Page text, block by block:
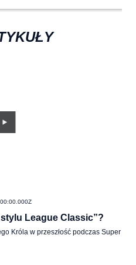
League Classic”?
Króla w przeszłość podczas Super